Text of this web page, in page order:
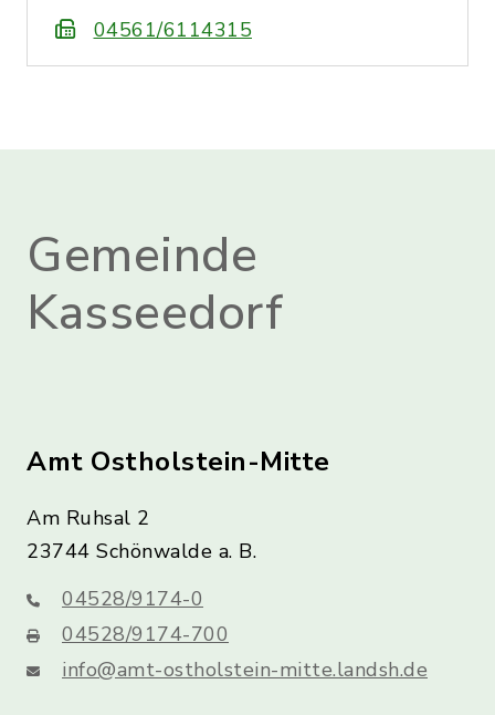
04561/6114315
Gemeinde
Kasseedorf
Amt Ostholstein-Mitte
Am Ruhsal 2
23744 Schönwalde a. B.
04528/9174-0
04528/9174-700
info@amt-ostholstein-mitte.landsh.de